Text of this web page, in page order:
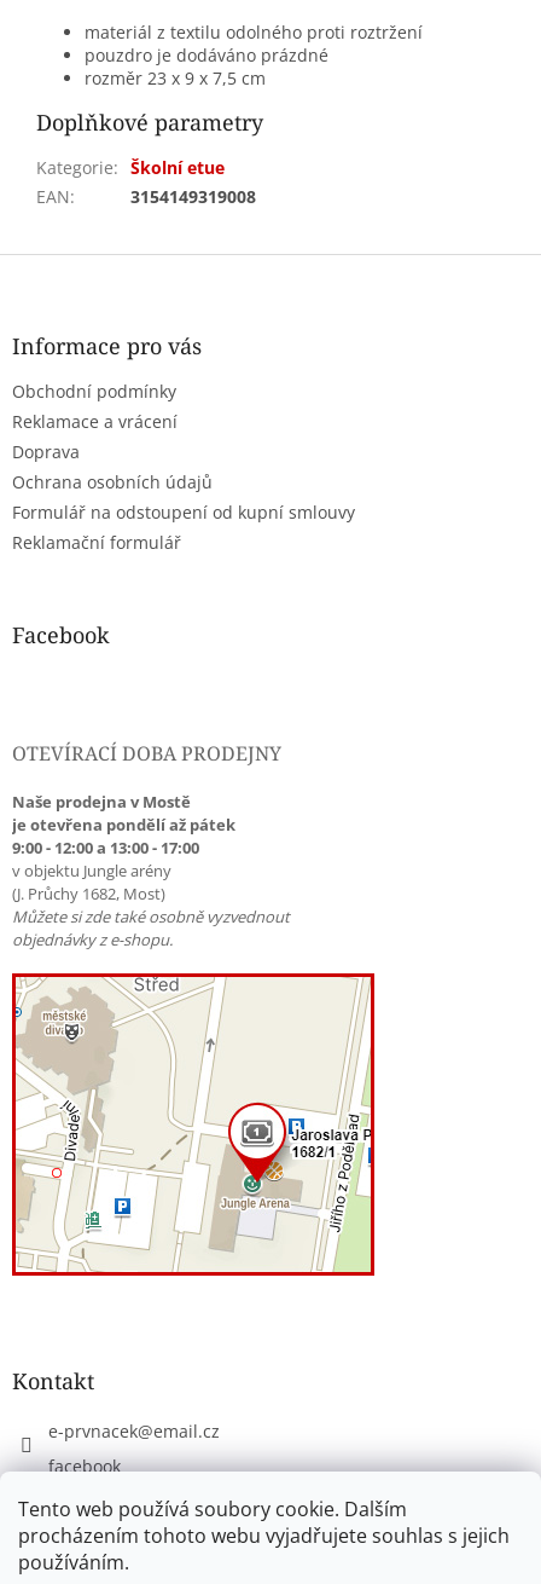
Tento web používá soubory cookie. Dalším
procházením tohoto webu vyjadřujete souhlas s jejich
používáním.
materiál z textilu odolného proti roztržení
pouzdro je dodáváno prázdné
rozměr 23 x 9 x 7,5 cm
Doplňkové parametry
Kategorie: Školní etue
EAN: 3154149319008
Z
Informace pro vás
Obchodní podmínky
Reklamace a vrácení
Doprava
Ochrana osobních údajů
Formulář na odstoupení od kupní smlouvy
Reklamační formulář
Facebook
OTEVÍRACÍ DOBA PRODEJNY
Naše prodejna v Mostě
je otevřena pondělí až pátek
9:00 - 12:00 a 13:00 - 17:00
v objektu Jungle arény
(J. Průchy 1682, Most)
Můžete si zde také osobně vyzvednout
objednávky z e-shopu.
Kontakt
e-prvnacek@email.cz
facebook
eprvnacek